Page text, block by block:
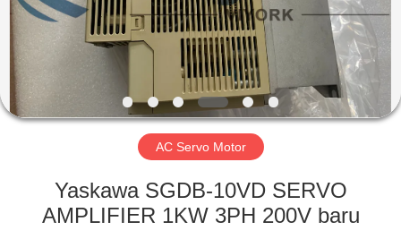
TENTANG
KAMI
TUR
KONTROL
AC Servo Motor
Yaskawa SGDB-10VD SERVO
AMPLIFIER 1KW 3PH 200V baru